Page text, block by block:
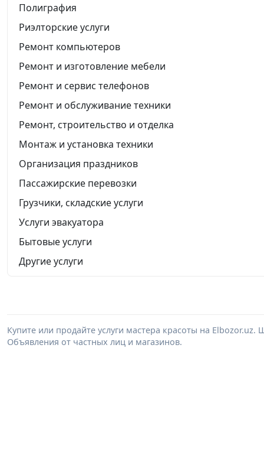
Полиграфия
Риэлторские услуги
Ремонт компьютеров
Ремонт и изготовление мебели
Ремонт и сервис телефонов
Ремонт и обслуживание техники
Ремонт, строительство и отделка
Монтаж и установка техники
Организация праздников
Пассажирские перевозки
Грузчики, складские услуги
Услуги эвакуатора
Бытовые услуги
Другие услуги
Купите или продайте услуги мастера красоты на
Объявления от частных лиц и магазинов.